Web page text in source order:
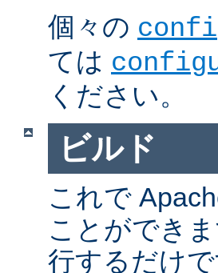
個々の
ては
ください。
ビルド
これで
ことができ
行するだけ